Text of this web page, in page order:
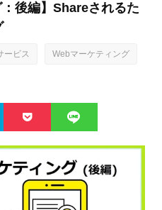
：後編】Shareされるた
ービス Webマーケティング